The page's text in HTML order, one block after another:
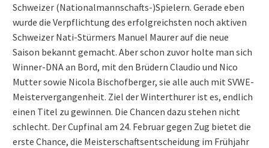
Schweizer (Nationalmannschafts-)Spielern. Gerade eben
wurde die Verpflichtung des erfolgreichsten noch aktiven
Schweizer Nati-Stürmers Manuel Maurer auf die neue
Saison bekannt gemacht. Aber schon zuvor holte man sich
Winner-DNA an Bord, mit den Brüdern Claudio und Nico
Mutter sowie Nicola Bischofberger, sie alle auch mit SVWE-
Meistervergangenheit. Ziel der Winterthurer ist es, endlich
einen Titel zu gewinnen. Die Chancen dazu stehen nicht
schlecht. Der Cupfinal am 24. Februar gegen Zug bietet die
erste Chance, die Meisterschaftsentscheidung im Frühjahr